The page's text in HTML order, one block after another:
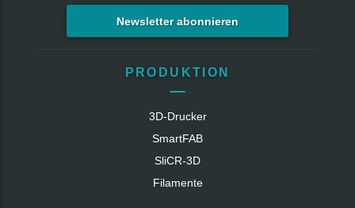
Newsletter abonnieren
PRODUKTION
3D-Drucker
SmartFAB
SliCR‑3D
Filamente